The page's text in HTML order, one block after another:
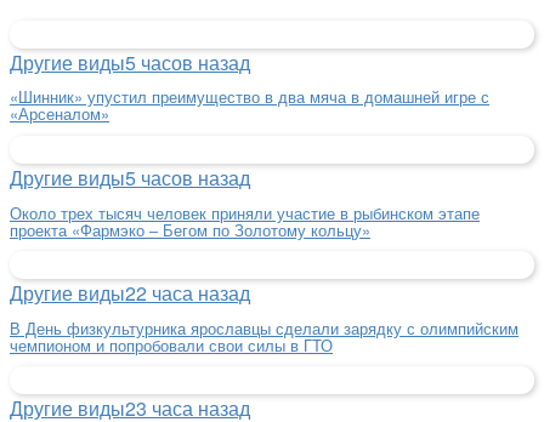
Другие виды5 часов назад
«Шинник» упустил преимущество в два мяча в домашней игре с
«Арсеналом»
Другие виды5 часов назад
Около трех тысяч человек приняли участие в рыбинском этапе
проекта «Фармэко – Бегом по Золотому кольцу»
Другие виды22 часа назад
В День физкультурника ярославцы сделали зарядку с олимпийским
чемпионом и попробовали свои силы в ГТО
Другие виды23 часа назад